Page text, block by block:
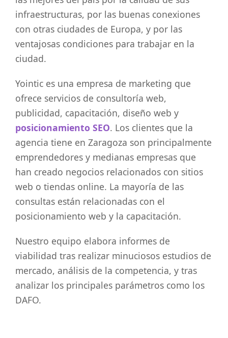
infraestructuras, por las buenas conexiones
con otras ciudades de Europa, y por las
ventajosas condiciones para trabajar en la
ciudad.
Yointic es una empresa de marketing que
ofrece servicios de consultoría web,
publicidad, capacitación, diseño web y
posicionamiento SEO. Los clientes que la
agencia tiene en Zaragoza son principalmente
emprendedores y medianas empresas que
han creado negocios relacionados con sitios
web o tiendas online. La mayoría de las
consultas están relacionadas con el
posicionamiento web y la capacitación.
Nuestro equipo elabora informes de
viabilidad tras realizar minuciosos estudios de
mercado, análisis de la competencia, y tras
analizar los principales parámetros como los
DAFO.